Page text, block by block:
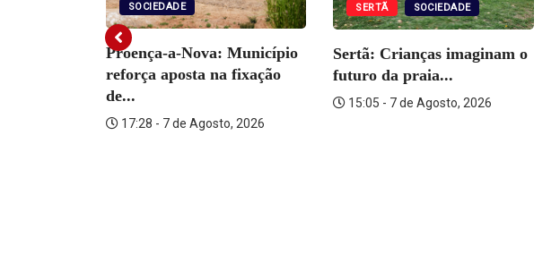
SOCIEDADE
Proença-a-Nova: Município
reforça aposta na fixação
de...
17:28 - 7 de Agosto, 2026
SERTÃ SOCIEDADE
Sertã: Crianças imaginam o
futuro da praia...
15:05 - 7 de Agosto, 2026